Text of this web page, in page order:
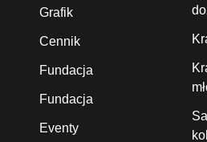
Grafik
Cennik
Fundacja
Fundacja
Eventy